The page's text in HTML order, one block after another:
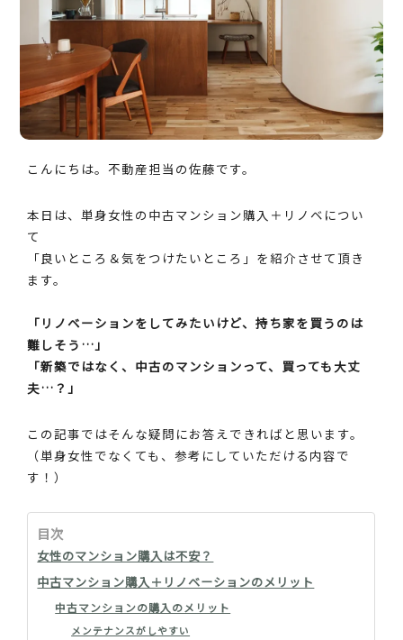
こんにちは。不動産担当の佐藤です。
本日は、単身女性の中古マンション購入＋リノベについ
て
「良いところ＆気をつけたいところ」を紹介させて頂き
ます。
「リノベーションをしてみたいけど、持ち家を買うのは
難しそう…」
「新築ではなく、中古のマンションって、買っても大丈
夫…？」
この記事ではそんな疑問にお答えできればと思います。
（単身女性でなくても、参考にしていただける内容で
す！）
目次
女性のマンション購入は不安？
中古マンション購入＋リノベーションのメリット
中古マンションの購入のメリット
メンテナンスがしやすい